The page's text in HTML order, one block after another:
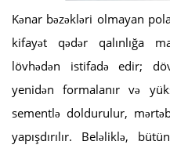
Kənar bəzəkləri olmayan
kifayət qədər qalınlığa
lövhədən istifadə edir;
yenidən formalanır və
sementlə doldurulur,
yapışdırılır. Beləliklə,